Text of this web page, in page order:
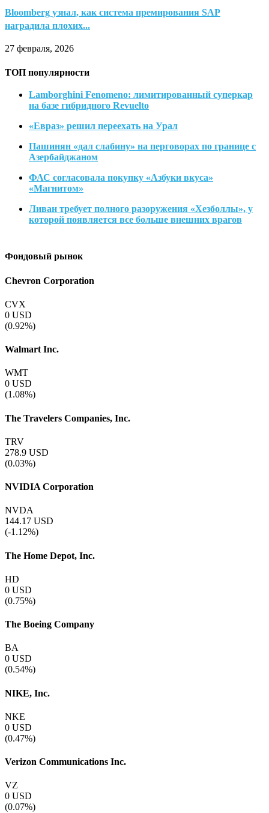
Bloomberg узнал, как система премирования SAP
наградила плохих...
27 февраля, 2026
ТОП популярности
Lamborghini Fenomeno: лимитированный суперкар
на базе гибридного Revuelto
«Евраз» решил переехать на Урал
Пашинян «дал слабину» на перговорах по границе с
Азербайджаном
ФАС согласовала покупку «Азбуки вкуса»
«Магнитом»
Ливан требует полного разоружения «Хезболлы», у
которой появляется все больше внешних врагов
Фондовый рынок
Chevron Corporation
CVX
0 USD
(0.92%)
Walmart Inc.
WMT
0 USD
(1.08%)
The Travelers Companies, Inc.
TRV
278.9 USD
(0.03%)
NVIDIA Corporation
NVDA
144.17 USD
(-1.12%)
The Home Depot, Inc.
HD
0 USD
(0.75%)
The Boeing Company
BA
0 USD
(0.54%)
NIKE, Inc.
NKE
0 USD
(0.47%)
Verizon Communications Inc.
VZ
0 USD
(0.07%)